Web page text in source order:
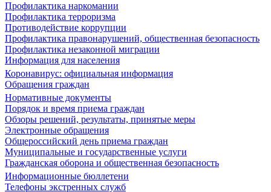
Профилактика наркомании
Профилактика терроризма
Противодействие коррупции
Профилактика правонарушений, общественная безопасность
Профилактика незаконной миграции
Информация для населения
Коронавирус: официальная информация
Обращения граждан
Нормативные документы
Порядок и время приема граждан
Обзоры решений, результаты, принятые меры
Электронные обращения
Общероссийский день приема граждан
Муниципальные и государственные услуги
Гражданская оборона и общественная безопасность
Информационные бюллетени
Телефоны экстренных служб